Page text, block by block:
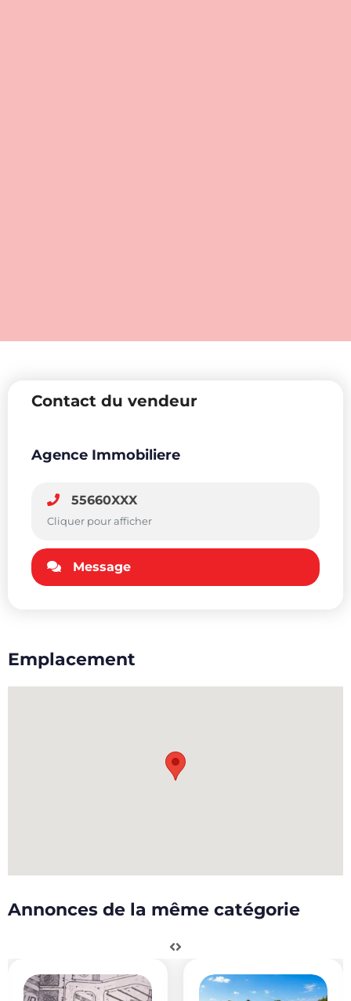
Contact du vendeur
Agence Immobiliere
55660XXX
Cliquer pour afficher
Message
Emplacement
Annonces de la même catégorie